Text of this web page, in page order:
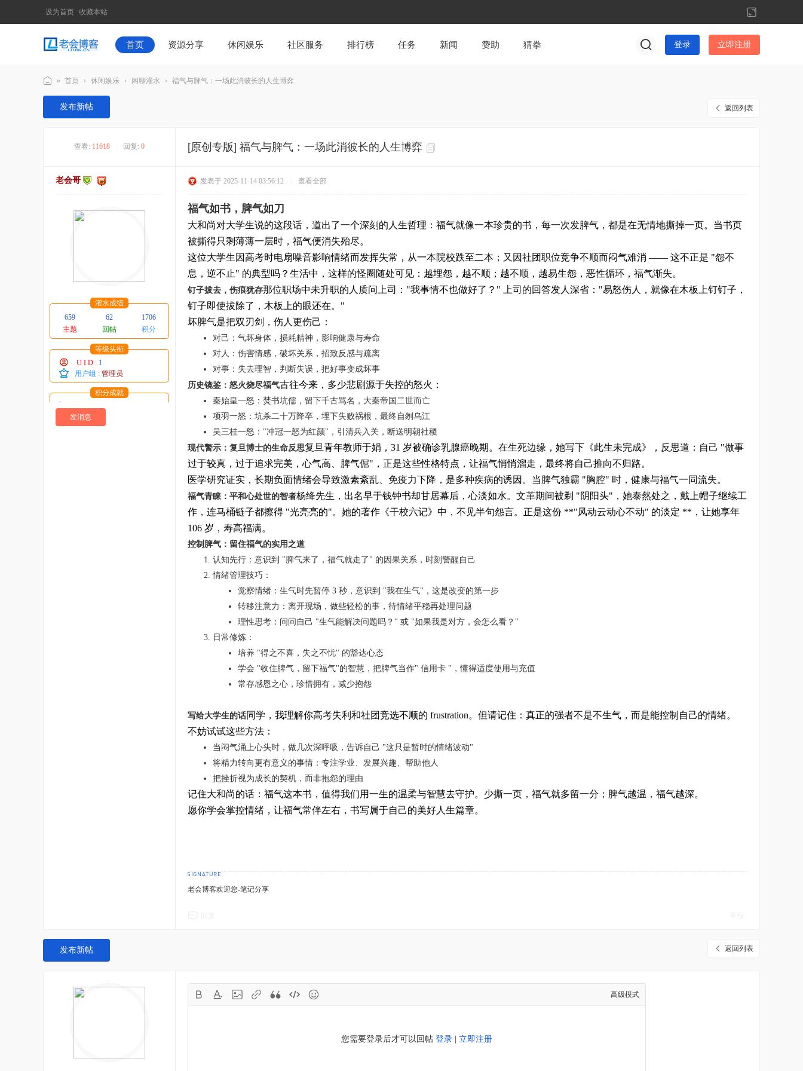
设为首页 收藏本站
切
换
到
宽
首页 资源分享 休闲娱乐 社区服务 排行榜 任务 新闻 赞助 猜拳 登录 立即注册
老
会
源
程
分
» 首页 › 休闲娱乐 › 闲聊灌水 › 福气与脾气：一场此消彼长的人生博弈
返回列表
发布新帖
查看: 11618 回复: 0 [原创专版] 福气与脾气：一场此消彼长的人生博弈
老会哥
灌水成绩
659
62
1706
主题
回帖 积分
等级头衔
U I D : 1
用户组 : 管理员
积分成就
威望 : 1 点
糖 : 543 个
贡献 : 35708 点
发消息
发表于 2025-11-14 03:56:12 查看全部
福气如书，脾气如刀
大和尚对大学生说的这段话，道出了一个深刻的人生哲理：福气就像一本珍贵的书，每一次发脾气，都是在无情地撕掉一页。当书页
被撕得只剩薄薄一层时，福气便消失殆尽。
这位大学生因高考时电扇噪音影响情绪而发挥失常，从一本院校跌至二本；又因社团职位竞争不顺而闷气难消 —— 这不正是 "怨不
息，逆不止" 的典型吗？生活中，这样的怪圈随处可见：越埋怨，越不顺；越不顺，越易生怨，恶性循环，福气渐失。
钉子拔去，伤痕犹存那位职场中未升职的人质问上司："我事情不也做好了？" 上司的回答发人深省："易怒伤人，就像在木板上钉钉子，
钉子即使拔除了，木板上的眼还在。"
坏脾气是把双刃剑，伤人更伤己：
对己：气坏身体，损耗精神，影响健康与寿命
对人：伤害情感，破坏关系，招致反感与疏离
对事：失去理智，判断失误，把好事变成坏事
历史镜鉴：怒火烧尽福气古往今来，多少悲剧源于失控的怒火：
秦始皇一怒：焚书坑儒，留下千古骂名，大秦帝国二世而亡
项羽一怒：坑杀二十万降卒，埋下失败祸根，最终自刎乌江
吴三桂一怒："冲冠一怒为红颜"，引清兵入关，断送明朝社稷
现代警示：复旦博士的生命反思复旦青年教师于娟，31 岁被确诊乳腺癌晚期。在生死边缘，她写下《此生未完成》，反思道：自己 "做事
过于较真，过于追求完美，心气高、脾气倔"，正是这些性格特点，让福气悄悄溜走，最终将自己推向不归路。
医学研究证实，长期负面情绪会导致激素紊乱、免疫力下降，是多种疾病的诱因。当脾气独霸 "胸腔" 时，健康与福气一同流失。
福气青睐：平和心处世的智者杨绛先生，出名早于钱钟书却甘居幕后，心淡如水。文革期间被剃 "阴阳头"，她泰然处之，戴上帽子继续工
作，连马桶链子都擦得 "光亮亮的"。她的著作《干校六记》中，不见半句怨言。正是这份 **"风动云动心不动" 的淡定 **，让她享年
106 岁，寿高福满。
控制脾气：留住福气的实用之道
认知先行：意识到 "脾气来了，福气就走了" 的因果关系，时刻警醒自己
情绪管理技巧：
觉察情绪：生气时先暂停 3 秒，意识到 "我在生气"，这是改变的第一步
转移注意力：离开现场，做些轻松的事，待情绪平稳再处理问题
理性思考：问问自己 "生气能解决问题吗？" 或 "如果我是对方，会怎么看？"
日常修炼：
培养 "得之不喜，失之不忧" 的豁达心态
学会 "收住脾气，留下福气"的智慧，把脾气当作" 信用卡 "，懂得适度使用与充值
常存感恩之心，珍惜拥有，减少抱怨
写给大学生的话同学，我理解你高考失利和社团竞选不顺的 frustration。但请记住：真正的强者不是不生气，而是能控制自己的情绪。
不妨试试这些方法：
当闷气涌上心头时，做几次深呼吸，告诉自己 "这只是暂时的情绪波动"
将精力转向更有意义的事情：专注学业、发展兴趣、帮助他人
把挫折视为成长的契机，而非抱怨的理由
记住大和尚的话：福气这本书，值得我们用一生的温柔与智慧去守护。少撕一页，福气就多留一分；脾气越温，福气越深。
愿你学会掌控情绪，让福气常伴左右，书写属于自己的美好人生篇章。
老会博客欢迎您-笔记分享
返回列表
发布新帖
高级模式
您需要登录后才可以回帖 登录 立即注册